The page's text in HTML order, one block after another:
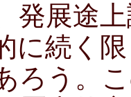
発展途
に続く
ろう。